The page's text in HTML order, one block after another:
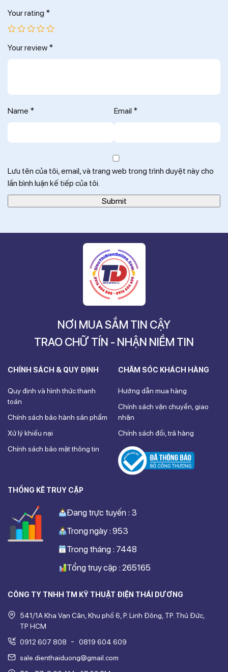
Your rating *
Your review *
Name * Email *
Lưu tên của tôi, email, và trang web trong trình duyệt này cho
lần bình luận kế tiếp của tôi.
NƠI MUA SẮM TIN CẬY
TRAO CHỮ TÍN - NHẬN NIỀM TIN
CÔNG TY TNHH TM KỸ THUẬT ĐIỆN THÁI DƯƠNG
541/1A Kha Vạn Cân, Khu phố 6, P. Linh Đông, TP. Thủ Đức,
TP HCM
0912 607 808
-
0819 604 609
sale.dienthaiduong@gmail.com
CHÍNH SÁCH & QUY ĐỊNH
Quy định và hình thức thanh
toán
Chính sách bảo hành sản phẩm
Xử lý khiếu nại
Chính sách bảo mật thông tin
CHĂM SÓC KHÁCH HÀNG
Hướng dẫn mua hàng
Chính sách vận chuyển, giao
nhận
Chính sách đổi, trả hàng
THỐNG KÊ TRUY CẬP
Trong ngày : 953
Trong tháng : 7448
Tổng truy cập : 265165
Đang trực tuyến : 3